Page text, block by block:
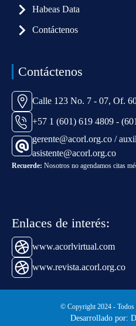
Habeas Data
Contáctenos
Contáctenos
Calle 123 No. 7 - 07, Of.
+57 1 (601) 619 4809 -
gerente@acorl.org.co /
asistente@acorl.org.co
Recuerde: Nosotros no agendamos citas
Enlaces de interés:
www.acorlvirtual.com
www.revista.acorl.org.co
© Copyright 2024 - Todos
Desarrollado por: